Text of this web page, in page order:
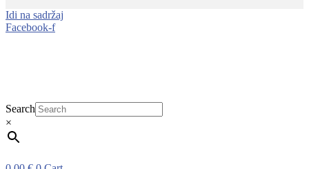
Idi na sadržaj
Facebook-f
Search
×